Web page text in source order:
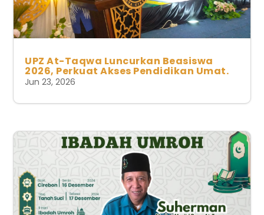
UPZ At-Taqwa Luncurkan Beasiswa
2026, Perkuat Akses Pendidikan Umat.
Jun 23, 2026